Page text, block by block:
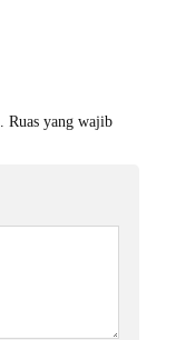
Ruas yang wajib